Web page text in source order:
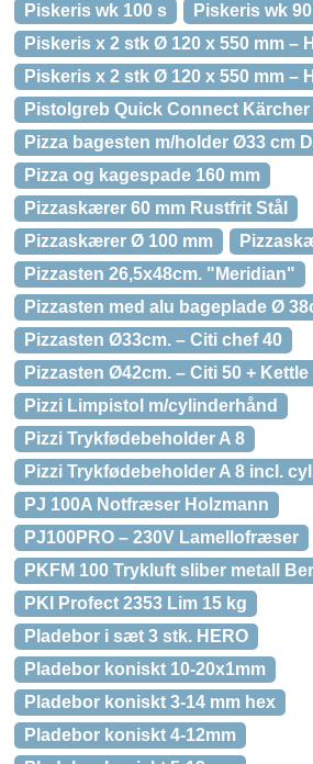
Piskeris wk 100 s
Piskeris wk 90
Piskeris x 2 stk Ø 120 x 550 mm –
Piskeris x 2 stk Ø 120 x 550 mm –
Pistolgreb Quick Connect Kärcher
Pizza bagesten m/holder Ø33 cm
Pizza og kagespade 160 mm
Pizzaskærer 60 mm Rustfrit Stål
Pizzaskærer Ø 100 mm
Pizzasten 26,5x48cm. "Meridian"
Pizzasten med alu bageplade Ø
Pizzasten Ø33cm. – Citi chef 40
Pizzasten Ø42cm. – Citi 50 +
Pizzi Limpistol m/cylinderhånd
Pizzi Trykfødebeholder A 8
Pizzi Trykfødebeholder A 8 incl.
PJ 100A Notfræser Holzmann
PJ100PRO – 230V Lamellofræser
PKFM 100 Trykluft sliber metall
PKI Profect 2353 Lim 15 kg
Pladebor i sæt 3 stk. HERO
Pladebor koniskt 10-20x1mm
Pladebor koniskt 3-14 mm hex
Pladebor koniskt 4-12mm